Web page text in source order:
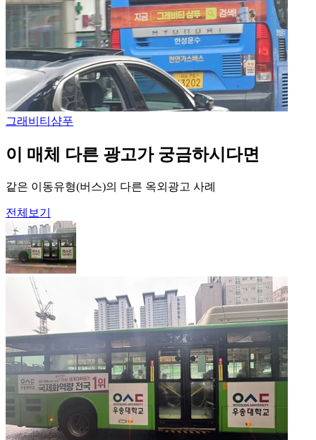
그래비티 샴푸
이 매체 다른 광고가 궁금하시다면
같은 이동유형(버스)의 다른 옥외광고 사례
전체보기